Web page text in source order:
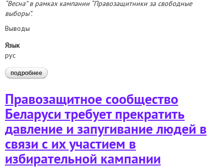
“Весна” в рамках кампании “Правозащитники за свободные
выборы”.
Выводы
Язык
рус
подробнее о аналитический недельный отчет по результатам
наблюдения: 8 -14 июня 2020 года
Правозащитное сообщество
Беларуси требует прекратить
давление и запугивание людей в
связи с их участием в
избирательной кампании